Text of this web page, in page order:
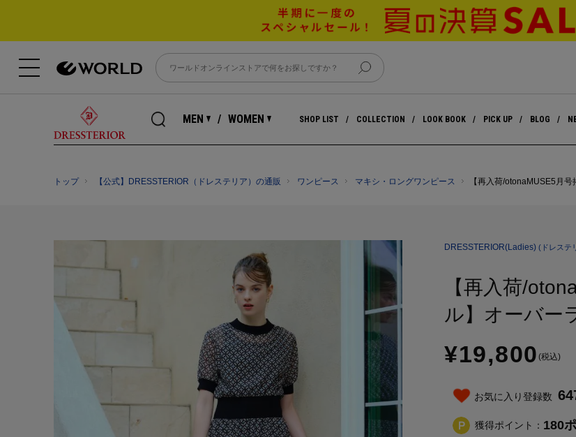
MEN WOMEN SHOP LIST COLLECTION LOOK BOOK PICK UP BLOG
トップ 【公式】DRESSTERIOR（ドレステリア）の通販 ワンピース マキシ・ロングワンピース 【再入荷/otonaMUSE5月
DRESSTERIOR(Ladies) (ドレステ
【再入荷/
ル】オーバー
¥19,800 (税込)
お気に入り登録数
獲得ポイント： 180